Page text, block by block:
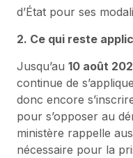
d’État pour ses
2. Ce qui reste
Jusqu’au 10 août
continue de
donc encore
pour s’opposer au
ministère rappelle
nécessaire pour la